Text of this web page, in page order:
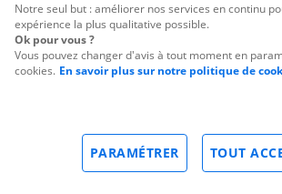
Notre seul but : améliorer nos services en continu
expérience la plus qualitative possible.
Ok pour vous ?
Vous pouvez changer d'avis à tout moment en
cookies. En savoir plus sur notre politique de
TOUT
PARAMÉTRER